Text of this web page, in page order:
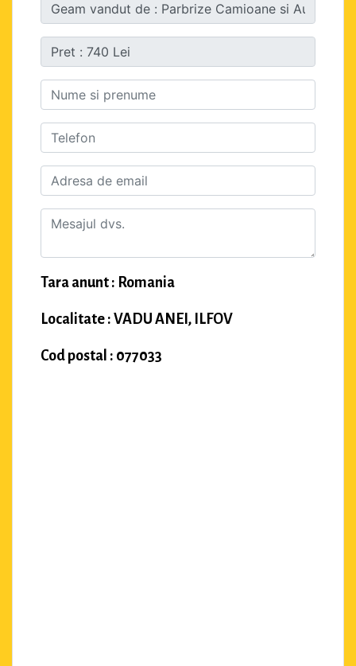
Tara anunt : Romania
Localitate : VADU ANEI, ILFOV
Cod postal : 077033